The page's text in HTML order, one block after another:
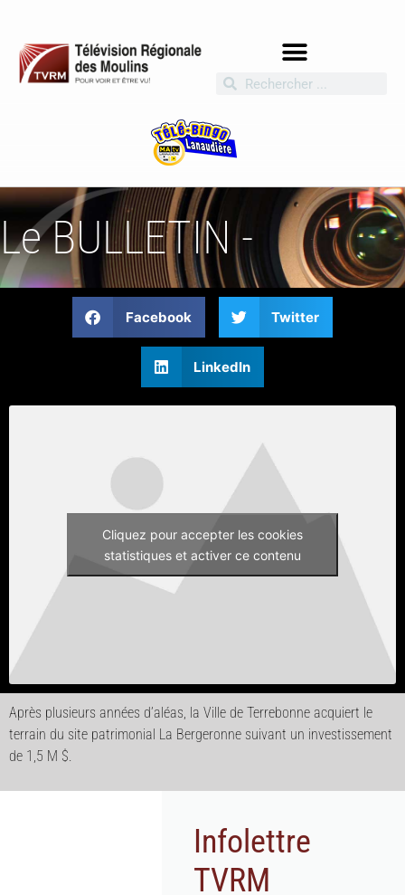
Le BULLETIN -
Facebook Twitter
LinkedIn
Cliquez pour accepter les cookies
statistiques et activer ce contenu
Après plusieurs années d’aléas, la Ville de Terrebonne acquiert le
terrain du site patrimonial La Bergeronne suivant un investissement
de 1,5 M $.
Infolettre
TVRM